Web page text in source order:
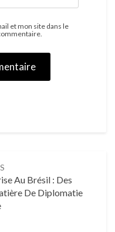
et mon site dans le
Au Brésil : Des
De Diplomatie